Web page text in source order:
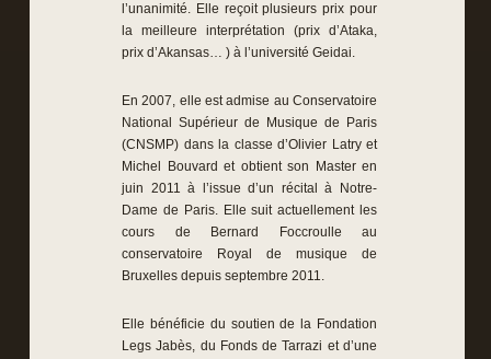
l’unanimité. Elle reçoit plusieurs prix pour
la meilleure interprétation (prix d’Ataka,
prix d’Akansas… ) à l’université Geidai.
En 2007, elle est admise au Conservatoire
National Supérieur de Musique de Paris
(CNSMP) dans la classe d’Olivier Latry et
Michel Bouvard et obtient son Master en
juin 2011 à l’issue d’un récital à Notre-
Dame de Paris. Elle suit actuellement les
cours de Bernard Foccroulle au
conservatoire Royal de musique de
Bruxelles depuis septembre 2011.
Elle bénéficie du soutien de la Fondation
Legs Jabès, du Fonds de Tarrazi et d’une